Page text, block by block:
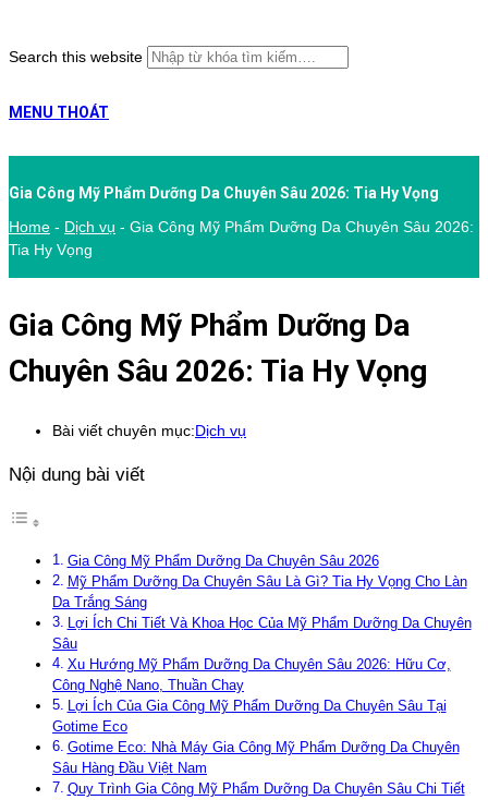
Search this website
MENU THOÁT
Gia Công Mỹ Phẩm Dưỡng Da Chuyên Sâu 2026: Tia Hy Vọng
Home - Dịch vụ - Gia Công Mỹ Phẩm Dưỡng Da Chuyên Sâu 2026:
Tia Hy Vọng
Gia Công Mỹ Phẩm Dưỡng Da
Chuyên Sâu 2026: Tia Hy Vọng
Bài viết chuyên mục:Dịch vụ
Nội dung bài viết
Gia Công Mỹ Phẩm Dưỡng Da Chuyên Sâu 2026
Mỹ Phẩm Dưỡng Da Chuyên Sâu Là Gì? Tia Hy Vọng Cho Làn
Da Trắng Sáng
Lợi Ích Chi Tiết Và Khoa Học Của Mỹ Phẩm Dưỡng Da Chuyên
Sâu
Xu Hướng Mỹ Phẩm Dưỡng Da Chuyên Sâu 2026: Hữu Cơ,
Công Nghệ Nano, Thuần Chay
Lợi Ích Của Gia Công Mỹ Phẩm Dưỡng Da Chuyên Sâu Tại
Gotime Eco
Gotime Eco: Nhà Máy Gia Công Mỹ Phẩm Dưỡng Da Chuyên
Sâu Hàng Đầu Việt Nam
Quy Trình Gia Công Mỹ Phẩm Dưỡng Da Chuyên Sâu Chi Tiết